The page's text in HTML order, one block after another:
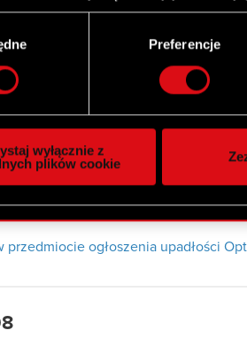
Twoje urządzenie, aktywnie
odnośnie tego, jak Twoje
W Deklaracji plików cookie możesz
pliki cookie do spersonalizowania
reklamowym i analitycznym.
Ciebie lub uzyskanymi podczas
używanie plików cookie.
Preferencje
wyłącznie z
plików cookie
ogłoszenia upadłości